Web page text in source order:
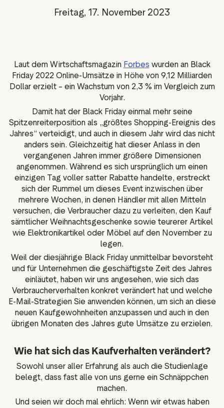
Bewertungsinhalten
Freitag, 17. November 2023
Laut dem Wirtschaftsmagazin Forbes wurden an Black
Friday 2022 Online-Umsätze in Höhe von 9,12 Milliarden
Dollar erzielt – ein Wachstum von 2,3 % im Vergleich zum
Vorjahr.
Damit hat der Black Friday einmal mehr seine
Spitzenreiterposition als „größtes Shopping-Ereignis des
Jahres“ verteidigt, und auch in diesem Jahr wird das nicht
anders sein. Gleichzeitig hat dieser Anlass in den
vergangenen Jahren immer größere Dimensionen
angenommen. Während es sich ursprünglich um einen
einzigen Tag voller satter Rabatte handelte, erstreckt
sich der Rummel um dieses Event inzwischen über
mehrere Wochen, in denen Händler mit allen Mitteln
versuchen, die Verbraucher dazu zu verleiten, den Kauf
sämtlicher Weihnachtsgeschenke sowie teurerer Artikel
wie Elektronikartikel oder Möbel auf den November zu
legen.
Weil der diesjährige Black Friday unmittelbar bevorsteht
und für Unternehmen die geschäftigste Zeit des Jahres
einläutet, haben wir uns angesehen, wie sich das
Verbraucherverhalten konkret verändert hat und welche
E-Mail-Strategien Sie anwenden können, um sich an diese
neuen Kaufgewohnheiten anzupassen und auch in den
übrigen Monaten des Jahres gute Umsätze zu erzielen.
Wie hat sich das Kaufverhalten verändert?
Sowohl unser aller Erfahrung als auch die Studienlage
belegt, dass fast alle von uns gerne ein Schnäppchen
machen.
Und seien wir doch mal ehrlich: Wenn wir etwas haben